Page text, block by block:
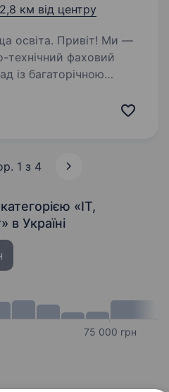
2,8 км від центру
Привіт! Ми —
технічний фаховий
із багаторічною
професійному
1 з 4
«IT,
в Україні
75 000 грн